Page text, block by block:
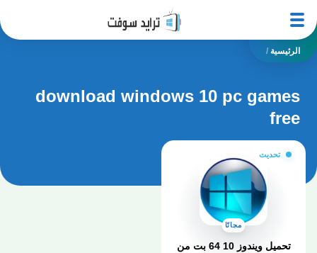
الرئيسية /
download windows 10 pc games
free
تحديث
مجانًا
تحميل ويندوز 10 64 بت من